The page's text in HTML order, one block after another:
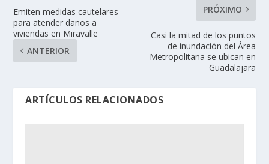
Emiten medidas cautelares
para atender daños a
viviendas en Miravalle
ANTERIOR
PRÓXIMO
Casi la mitad de los puntos
de inundación del Área
Metropolitana se ubican en
Guadalajara
ARTÍCULOS RELACIONADOS